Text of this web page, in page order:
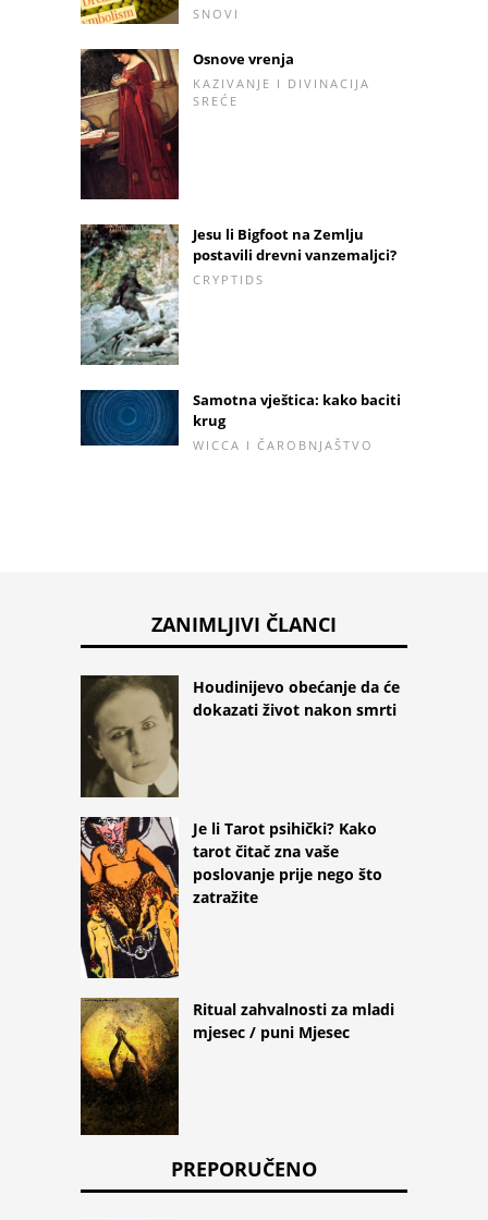
SNOVI
Osnove vrenja
KAZIVANJE I DIVINACIJA
SREĆE
Jesu li Bigfoot na Zemlju
postavili drevni vanzemaljci?
CRYPTIDS
Samotna vještica: kako baciti
krug
WICCA I ČAROBNJAŠTVO
ZANIMLJIVI ČLANCI
Houdinijevo obećanje da će
dokazati život nakon smrti
Je li Tarot psihički? Kako
tarot čitač zna vaše
poslovanje prije nego što
zatražite
Ritual zahvalnosti za mladi
mjesec / puni Mjesec
PREPORUČENO